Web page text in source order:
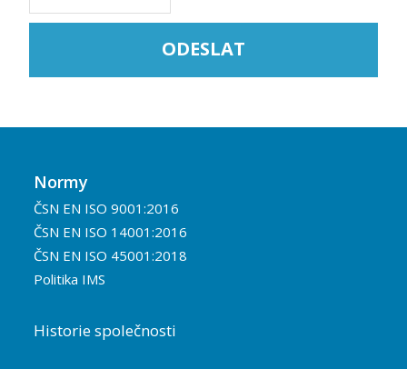
Normy
ČSN EN ISO 9001:2016
ČSN EN ISO 14001:2016
ČSN EN ISO 45001:2018
Politika IMS
Historie společnosti